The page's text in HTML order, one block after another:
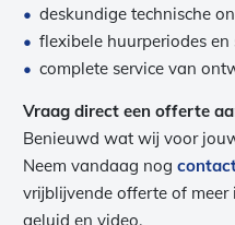
deskundige technische
flexibele huurperiodes en
complete service van
Vraag direct een offerte
Benieuwd wat wij voor
Neem vandaag nog
vrijblijvende offerte of
geluid en video.